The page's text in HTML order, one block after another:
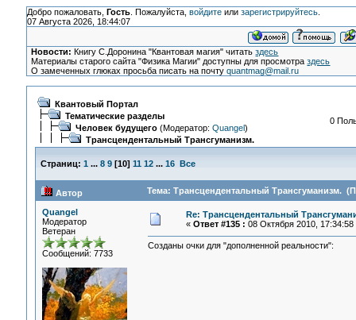
Добро пожаловать, Гость. Пожалуйста, войдитеили зарегистрируйтесь.
07 Августа 2026, 18:44:07
Новости: Книгу С.Доронина "Квантовая магия" читатьздесь
Материалы старого сайта "Физика Магии" доступны для просмотраздесь
О замеченных глюках просьба писать на почтуquantmag@mail.ru
Квантовый Портал
Тематические разделы
Человек будущего(Модератор: Quangel)
Трансцендентальный Трансгуманизм.
0
Страниц: 1 ... 8 9[10] 11 12 ... 16 Все
Автор Тема: Трансцендентальный Трансгуманизм.
Quangel
Модератор
Ветеран
Сообщений: 7733
Re: Трансцендентальный
« Ответ #135 : 08 Октября 2010, 17:34:58
Созданы очки для "дополненной реальности":